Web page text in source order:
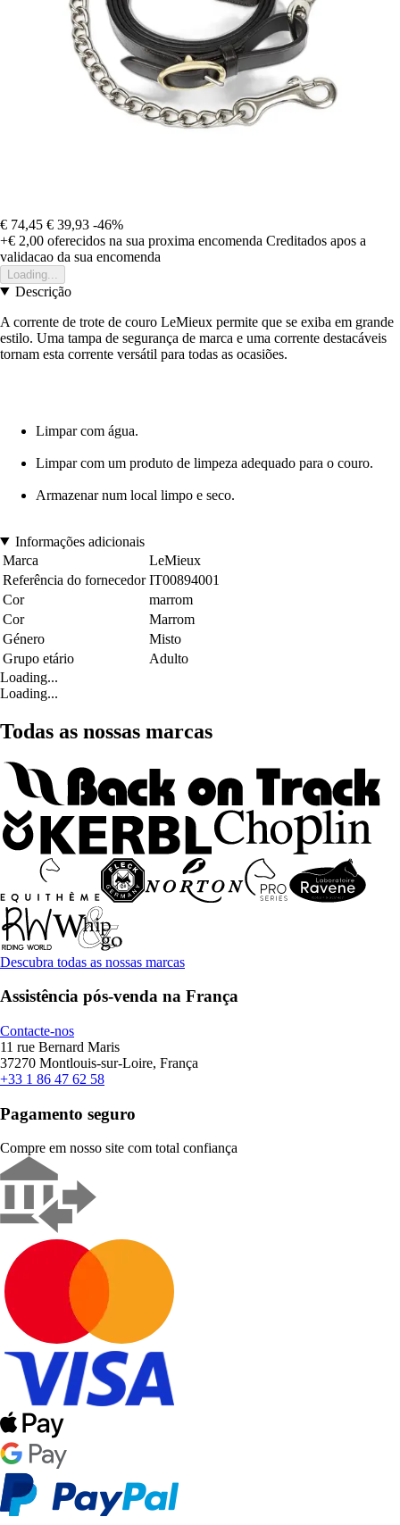
€ 74,45 € 39,93 -46%
+€ 2,00 oferecidos na sua proxima encomenda Creditados apos a
validacao da sua encomenda
Loading...
Descrição
A corrente de trote de couro LeMieux permite que se exiba em grande
estilo. Uma tampa de segurança de marca e uma corrente destacáveis
tornam esta corrente versátil para todas as ocasiões.
Limpar com água.
Limpar com um produto de limpeza adequado para o couro.
Armazenar num local limpo e seco.
Informações adicionais
Marca
LeMieux
Referência do fornecedor IT00894001
Cor
marrom
Cor
Marrom
Género
Misto
Grupo etário
Adulto
Loading...
Loading...
Todas as nossas marcas
Descubra todas as nossas marcas
Assistência pós-venda na França
Contacte-nos
11 rue Bernard Maris
37270 Montlouis-sur-Loire, França
+33 1 86 47 62 58
Pagamento seguro
Compre em nosso site com total confiança